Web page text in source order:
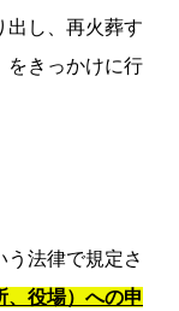
出し、再火葬す
をきっかけに行
う法律で規定さ
、役場）への申